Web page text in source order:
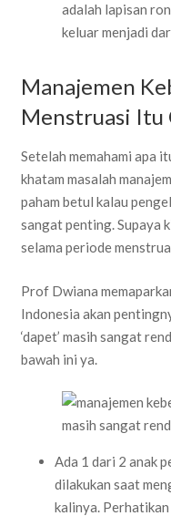
adalah lapisan
keluar menjadi
Manajemen
Menstruasi Itu
Setelah memahami apa
khatam masalah
paham betul kalau
sangat penting. Supaya
selama periode
Prof Dwiana
Indonesia akan
‘dapet’ masih sangat
bawah ini ya.
Ada 1 dari 2 anak
dilakukan saat
kalinya.